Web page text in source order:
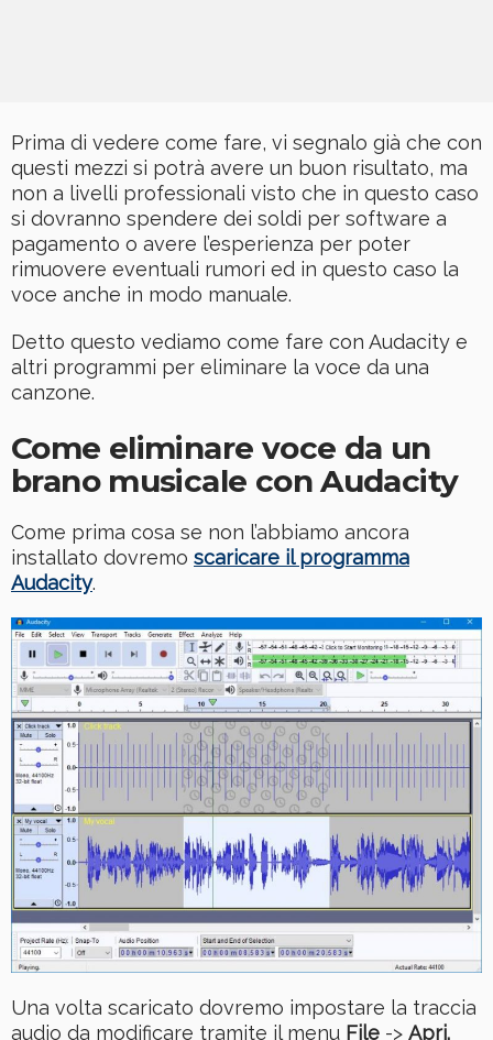
Prima di vedere come fare, vi segnalo già che con
questi mezzi si potrà avere un buon risultato, ma
non a livelli professionali visto che in questo caso
si dovranno spendere dei soldi per software a
pagamento o avere l’esperienza per poter
rimuovere eventuali rumori ed in questo caso la
voce anche in modo manuale.
Detto questo vediamo come fare con Audacity e
altri programmi per eliminare la voce da una
canzone.
Come eliminare voce da un
brano musicale con Audacity
Come prima cosa se non l’abbiamo ancora
installato dovremo scaricare il programma
Audacity.
Una volta scaricato dovremo impostare la traccia
audio da modificare tramite il menu File -> Apri.